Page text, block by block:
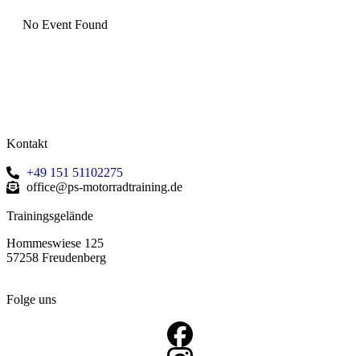
No Event Found
Kontakt
+49 151 51102275
office@ps-motorradtraining.de
Trainingsgelände
Hommeswiese 125
57258 Freudenberg
Folge uns